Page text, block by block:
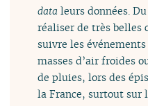
data leurs données.
réaliser de très belles
suivre les
masses d’air froides
de pluies, lors des
la France, surtout sur